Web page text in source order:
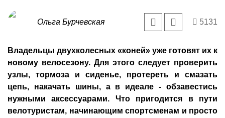
Ольга Бурчевская 5131
Владельцы двухколесных «коней» уже готовят их к
новому велосезону. Для этого следует проверить
узлы, тормоза и сиденье, протереть и смазать
цепь, накачать шины, а в идеале - обзавестись
нужными аксессуарами. Что пригодится в пути
велотуристам, начинающим спортсменам и просто